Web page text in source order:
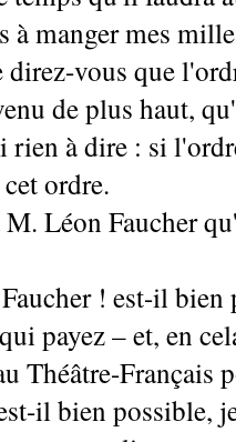
à manger mes
direz-vous que
de plus haut,
rien à dire : si
ordre.
Léon Faucher
! est-il
payez – et, en
Théâtre-
il bien possible,